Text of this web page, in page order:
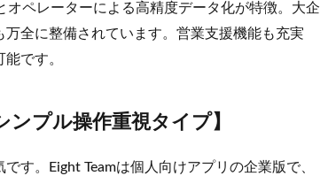
ペレーターによる高精度データ化が特徴。大企
全に整備されています。営業支援機能も充実
です。
プル操作重視タイプ】
す。Eight Teamは個人向けアプリの企業版で、